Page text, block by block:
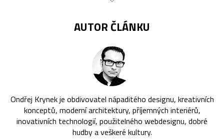
AUTOR ČLÁNKU
Ondřej Krynek je obdivovatel nápaditého designu, kreativních
konceptů, moderní architektury, příjemných interiérů,
inovativních technologií, použitelného webdesignu, dobré
hudby a veškeré kultury.